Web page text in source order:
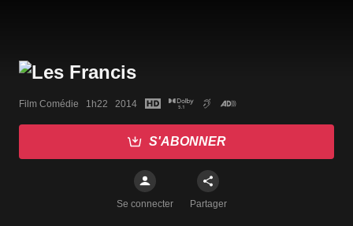
Film Comédie   1h22   2014
S'ABONNER
Se connecter Partager